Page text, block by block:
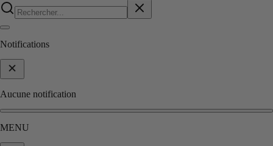
Notifications
Aucune notification
MENU